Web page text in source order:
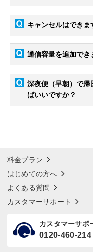
キャンセルはできま
通信容量を追加でき
深夜便（早朝）で帰
ばいいですか？
料金プラン
はじめての方へ
よくある質問
カスタマーサポート
カスタマーサポ
0120-460-214